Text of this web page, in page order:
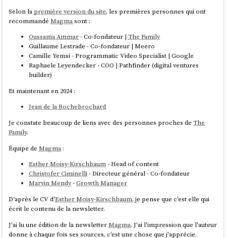
Selon la première version du site, les premières personnes qui ont
recommandéMagmasont :
Oussama Ammar- Co-fondateur |The Family
Guillaume Lestrade - Co-fondateur | Meero
Camille Yemsi - Programmatic Video Specialist | Google
Raphaele Leyendecker - COO | Pathfinder (digital ventures
builder)
Et maintenant en 2024 :
Jean de la Rochebrochard
Je constate beaucoup de liens avec des personnes proches deThe
Family.
Équipe deMagma :
Esther Moisy-Kirschbaum- Head of content
Christofer Ciminelli- Directeur général - Co-fondateur
Marvin Mendy-Growth Manager
D'après le CV d'Esther Moisy-Kirschbaum, je pense que c'est elle qui
écrit le contenu de la newsletter.
J'ai lu une édition de la newsletterMagma. J'ai l'impression que l'auteur
donne à chaque fois ses sources, c'est une chose que j'apprécie.